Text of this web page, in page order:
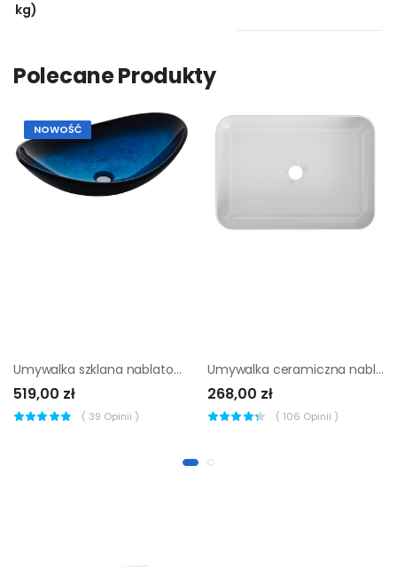
kg)
Polecane Produkty
NOWOŚĆ
Umywalka szklana nablatowa Lum 02 Evg Trade
519,00 zł
( 39 Opinii )
Umywalka ceramiczna nablatowa Studio 50 Sensea
268,00 zł
( 106 Opinii )